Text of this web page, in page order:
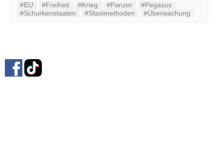
#EU #Freiheit #Krieg #Panzer
#Pegasus
#Schurkenstaaten
#Stasimethoden #Überwachung